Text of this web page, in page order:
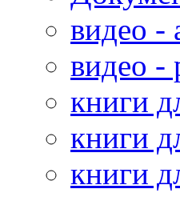
видео -
видео -
книги
книги
книги